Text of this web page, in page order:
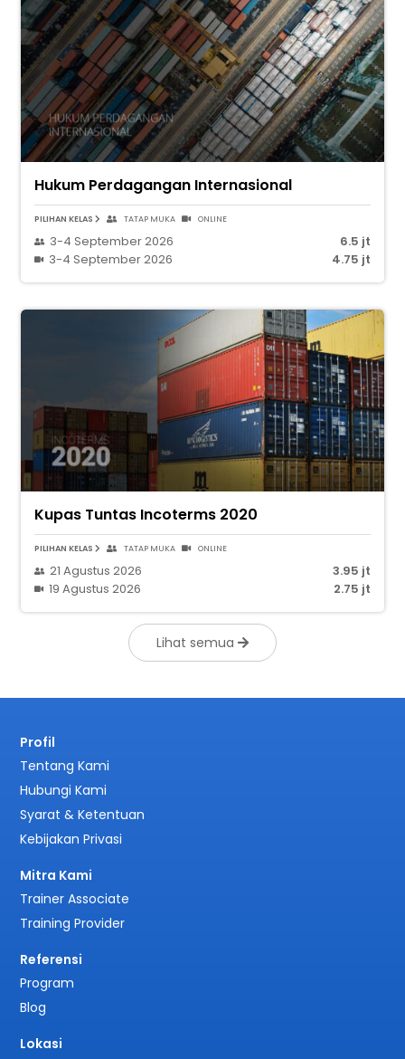
Hukum Perdagangan Internasional
PILIHAN KELAS TATAP MUKA ONLINE
3-4 September 2026
6.5 jt
3-4 September 2026
4.75 jt
Kupas Tuntas Incoterms 2020
PILIHAN KELAS TATAP MUKA ONLINE
21 Agustus 2026
3.95 jt
19 Agustus 2026
2.75 jt
Lihat semua
Profil
Tentang Kami
Hubungi Kami
Syarat & Ketentuan
Kebijakan Privasi
Mitra Kami
Trainer Associate
Training Provider
Referensi
Program
Blog
Lokasi